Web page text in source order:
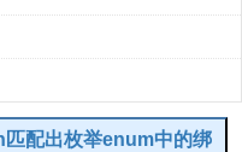
匹配出枚举enum中的绑